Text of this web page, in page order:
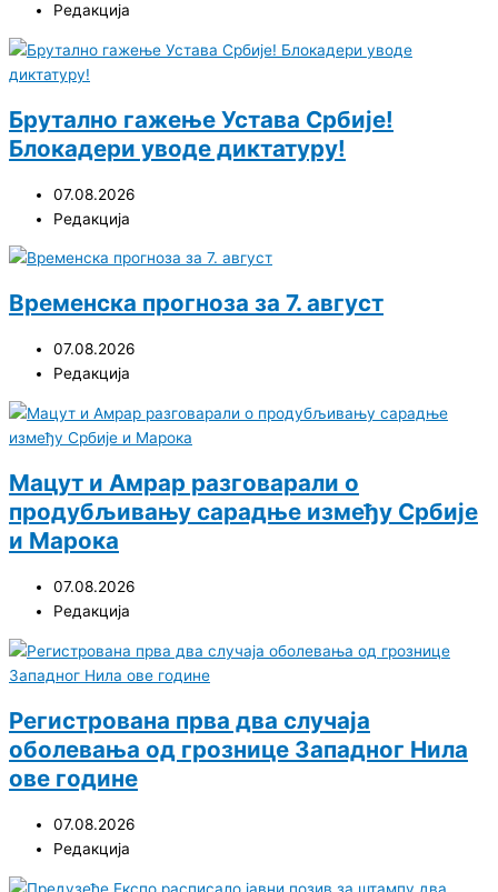
Редакција
Брутално гажење Устава Србије!
Блокадери уводе диктатуру!
07.08.2026
Редакција
Временска прогноза за 7. август
07.08.2026
Редакција
Мацут и Амрар разговарали о
продубљивању сарадње између Србије
и Марока
07.08.2026
Редакција
Регистрована прва два случаја
оболевања од грознице Западног Нила
ове године
07.08.2026
Редакција